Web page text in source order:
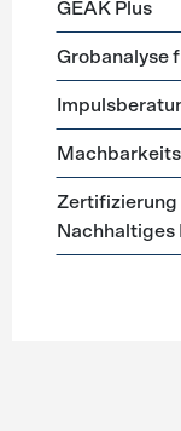
GEAK Plus
Grobanalyse
Zertifizierung
Nachhaltiges